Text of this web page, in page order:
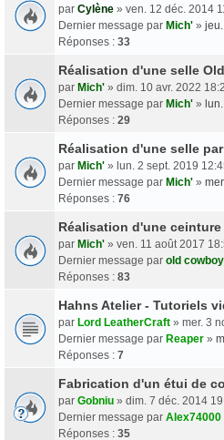
par Cylène » ven. 12 déc. 2014
Dernier message par Mich' »
Réponses : 33
Réalisation d'une selle
par Mich' » dim. 10 avr. 2022
Dernier message par Mich' »
Réponses : 29
Réalisation d'une selle
par Mich' » lun. 2 sept. 2019
Dernier message par Mich' »
Réponses : 76
Réalisation d'une ceinture
par Mich' » ven. 11 août 2017
Dernier message par old cowboy
Réponses : 83
Hahns Atelier - Tutoriels
par Lord LeatherCraft » mer. 3
Dernier message par Reaper »
Réponses : 7
Fabrication d'un étui de
par Gobniu » dim. 7 déc. 2014
Dernier message par Alex74000
Réponses : 35